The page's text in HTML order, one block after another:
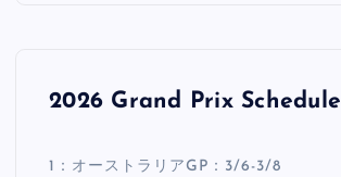
2026 Grand Prix Schedule
1：オーストラリアGP：3/6-3/8